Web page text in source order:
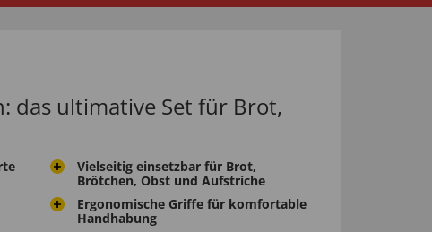
das ultimative Set für Brot,
Vielseitig einsetzbar für Brot,
Brötchen, Obst und Aufstriche
Ergonomische Griffe für komfortable
Handhabung